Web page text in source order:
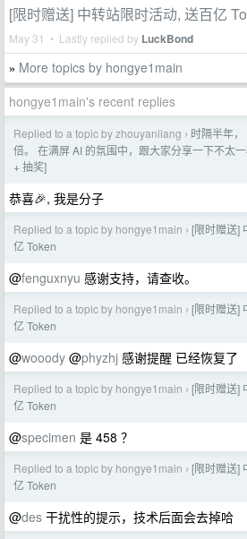
[限时赠送] 中转站限时活动, 送百亿
May 31 • Lastly replied by LuckBond
» More topics by hongye1main
hongye1main's recent replies
Replied to a topic by zhouyanliang › 时隔半年
倍。 在满屏 AI 的氛围中，跟大家分享一下不太
+ 抽奖]
恭喜🎉, 我是分子
Replied to a topic by hongye1main › [限时赠送]
亿 Token
@fenguxnyu 感谢支持，请查收。
Replied to a topic by hongye1main › [限时赠送]
亿 Token
@wooody @phyzhj 感谢提醒 已经恢复了
Replied to a topic by hongye1main › [限时赠送]
亿 Token
@specimen 是 458 ？
Replied to a topic by hongye1main › [限时赠送]
亿 Token
@des 干扰性的提示，技术后面会去掉哈